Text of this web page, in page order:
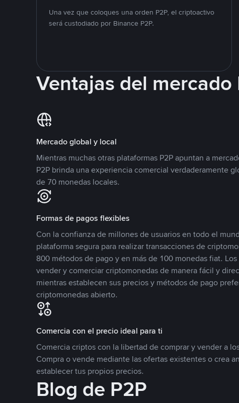
Una vez que coloques una orden P2P, el criptoactivo
será custodiado por Binance P2P.
Ventajas del mercado
Mercado global y local
Mientras muchas otras plataformas P2P apuntan a
P2P brinda una experiencia comercial verdaderamente
de 70 monedas locales.
Formas de pagos flexibles
Con la confianza de millones de usuarios en todo el
plataforma segura para realizar transacciones de
800 métodos de pago y en más de 100 monedas fiat.
vender y comerciar criptomonedas de manera fácil y
mientras establecen sus precios y métodos de pago
criptomonedas abierto.
Comercia con el precio ideal para ti
Comercia criptos con la libertad de comprar y vender a
Compra o vende mediante las ofertas existentes o crea
establecer tus propios precios.
Blog de P2P